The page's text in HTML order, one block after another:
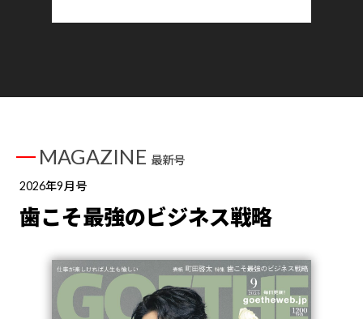
MAGAZINE 最新号
2026年9月号
歯こそ最強のビジネス戦略